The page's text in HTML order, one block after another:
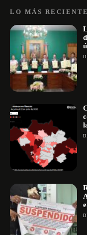
LO MÁS RECIENTE